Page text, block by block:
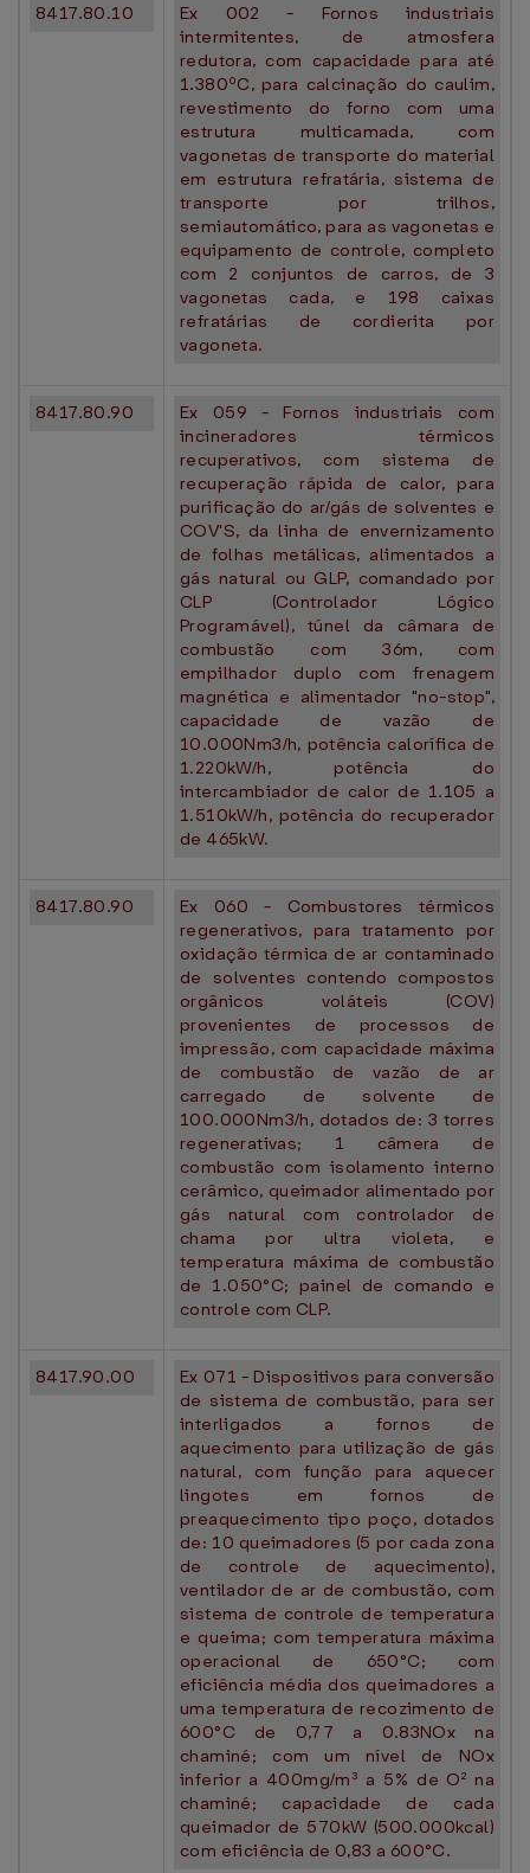
8417.80.10
Ex 002 - Fornos industriais
intermitentes, de atmosfera
redutora, com capacidade para até
1.380ºC, para calcinação do caulim,
revestimento do forno com uma
estrutura multicamada, com
vagonetas de transporte do material
em estrutura refratária, sistema de
transporte por trilhos,
semiautomático, para as vagonetas e
equipamento de controle, completo
com 2 conjuntos de carros, de 3
vagonetas cada, e 198 caixas
refratárias de cordierita por
vagoneta.
8417.80.90
Ex 059 - Fornos industriais com
incineradores térmicos
recuperativos, com sistema de
recuperação rápida de calor, para
purificação do ar/gás de solventes e
COV'S, da linha de envernizamento
de folhas metálicas, alimentados a
gás natural ou GLP, comandado por
CLP (Controlador Lógico
Programável), túnel da câmara de
combustão com 36m, com
empilhador duplo com frenagem
magnética e alimentador "no-stop",
capacidade de vazão de
10.000Nm3/h, potência calorífica de
1.220kW/h, potência do
intercambiador de calor de 1.105 a
1.510kW/h, potência do recuperador
de 465kW.
8417.80.90
Ex 060 - Combustores térmicos
regenerativos, para tratamento por
oxidação térmica de ar contaminado
de solventes contendo compostos
orgânicos voláteis (COV)
provenientes de processos de
impressão, com capacidade máxima
de combustão de vazão de ar
carregado de solvente de
100.000Nm3/h, dotados de: 3 torres
regenerativas; 1 câmera de
combustão com isolamento interno
cerâmico, queimador alimentado por
gás natural com controlador de
chama por ultra violeta, e
temperatura máxima de combustão
de 1.050°C; painel de comando e
controle com CLP.
8417.90.00
Ex 071 - Dispositivos para conversão
de sistema de combustão, para ser
interligados a fornos de
aquecimento para utilização de gás
natural, com função para aquecer
lingotes em fornos de
preaquecimento tipo poço, dotados
de: 10 queimadores (5 por cada zona
de controle de aquecimento),
ventilador de ar de combustão, com
sistema de controle de temperatura
e queima; com temperatura máxima
operacional de 650°C; com
eficiência média dos queimadores a
uma temperatura de recozimento de
600°C de 0,77 a 0.83NOx na
chaminé; com um nível de NOx
inferior a 400mg/m³ a 5% de O² na
chaminé; capacidade de cada
queimador de 570kW (500.000kcal)
com eficiência de 0,83 a 600°C.